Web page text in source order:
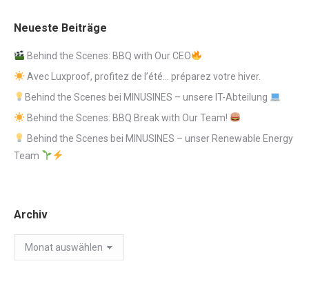
Neueste Beiträge
Behind the Scenes: BBQ with Our CEO
Avec Luxproof, profitez de l’été… préparez votre hiver.
Behind the Scenes bei MINUSINES – unsere IT-Abteilung
Behind the Scenes: BBQ Break with Our Team!
Behind the Scenes bei MINUSINES – unser Renewable Energy
Team
Archiv
Archiv